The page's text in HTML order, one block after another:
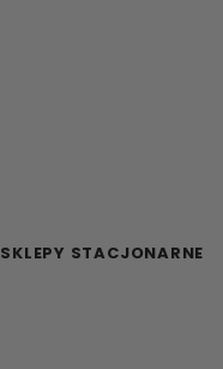
SKLEPY STACJONARNE